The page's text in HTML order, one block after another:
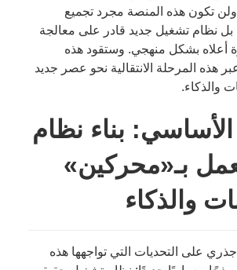
ولن تكون هذه المنصة مجرد تجميع
بل نظام تشغيل جديد قادر على معالجة
أعلاه بشكل منهجي. وستقود هذه
هذه المرحلة الانتقالية نحو عصر جديد
والذكاء.
الأساسي: بناء نظام
بـ«محركين»
والذكاء
على التحديات التي تواجهها هذه